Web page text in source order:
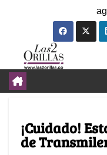
¡Cuidado!
de